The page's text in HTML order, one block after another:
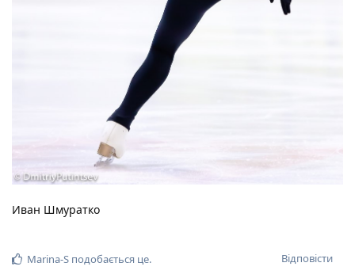
Иван Шмуратко
Відповісти
Marina-S подобається це.